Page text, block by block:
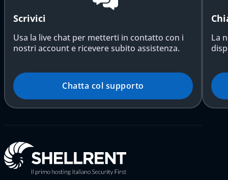
Scrivici
Usa la live chat per metterti in contatto con i
nostri account e ricevere subito assistenza.
Chatta col supporto
La